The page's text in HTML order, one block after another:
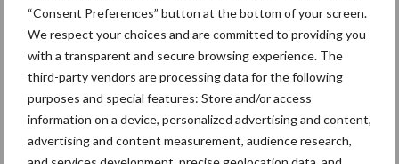
“Consent Preferences” button at the bottom of your screen.
We respect your choices and are committed to providing you
with a transparent and secure browsing experience. The
third-party vendors are processing data for the following
purposes and special features: Store and/or access
information on a device, personalized advertising and content,
advertising and content measurement, audience research,
Bron:Steyr
Aanbevolen voor jou! trekkers
Claas komt met drie nieuwe
Axion 8 Cmatic-modellen
tot 313 pk